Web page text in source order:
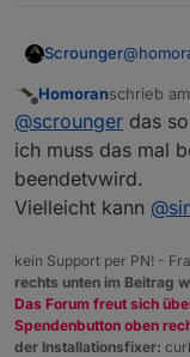
Scrounger@
@
auch,
und
Nee das
Ich
level =
wg.
Homoranschrieb am
zuletzt
@scrounger das
ich muss das mal
beendetvwird.
Vielleicht kann @
kein Support per PN! -
rechts unten im Beitrag
Das Forum freut sich
Spendenbutton oben
der Installationsfixer: